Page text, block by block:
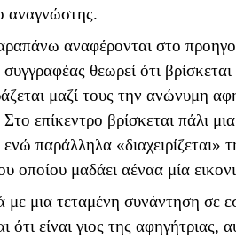
αναγνώστης.
αναφέρονται στο
θεωρεί ότι βρίσκεται
μαζί τους την ανώνυμη
επίκεντρο βρίσκεται πάλι
παράλληλα
οποίου μαδάει αέναα μία
με μια τεταμένη συνάντηση σε
ότι είναι γιος της